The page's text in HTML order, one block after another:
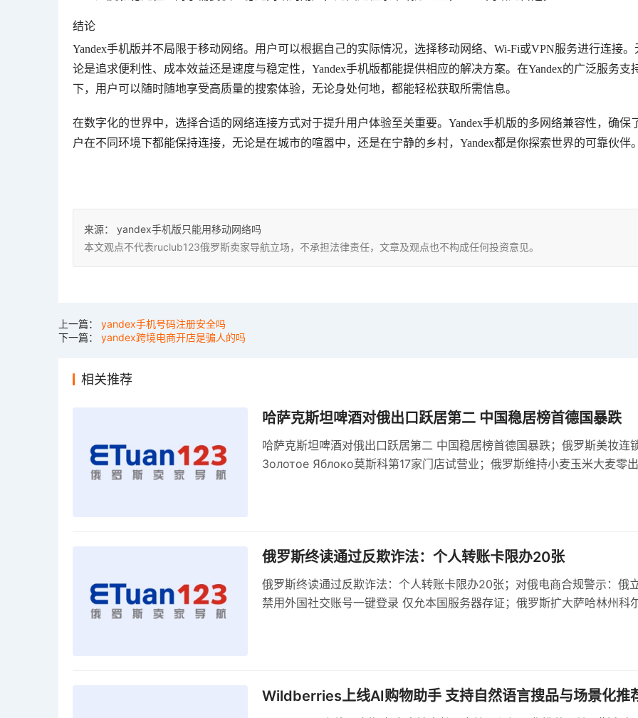
结论
Yandex手机版并不局限于移动网络。用户可以根据自己的实际情况，选择移动网络、Wi-Fi或VPN服务进行连接。
论是追求便利性、成本效益还是速度与稳定性，Yandex手机版都能提供相应的解决方案。在Yandex的广泛服务支
下，用户可以随时随地享受高质量的搜索体验，无论身处何地，都能轻松获取所需信息。
在数字化的世界中，选择合适的网络连接方式对于提升用户体验至关重要。Yandex手机版的多网络兼容性，确保
户在不同环境下都能保持连接，无论是在城市的喧嚣中，还是在宁静的乡村，Yandex都是你探索世界的可靠伙伴
来源：
yandex手机版只能用移动网络吗
本文观点不代表ruclub123俄罗斯卖家导航立场，不承担法律责任，文章及观点也不构成任何投资意见。
上一篇： yandex手机号码注册安全吗
下一篇： yandex跨境电商开店是骗人的吗
相关推荐
哈萨克斯坦啤酒对俄出口跃居第二 中国稳居榜首德国暴跌
哈萨克斯坦啤酒对俄出口跃居第二 中国稳居榜首德国暴跌；俄罗斯美妆连
Золотое Яблоко莫斯科第17家门店试营业；俄罗斯维持小麦玉米大麦零
俄罗斯终读通过反欺诈法：个人转账卡限办20张
俄罗斯终读通过反欺诈法：个人转账卡限办20张；对俄电商合规警示：俄
禁用外国社交账号一键登录 仅允本国服务器存证；俄罗斯扩大萨哈林州科
Wildberries上线AI购物助手 支持自然语言搜品与场景化推